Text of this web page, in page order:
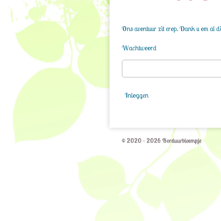
Ons avontuur zit erop. Dank u om al
Wachtwoord
Inloggen
© 2020 - 2026 Borduurbloempje